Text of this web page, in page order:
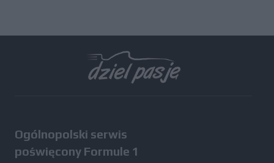
Ogólnopolski serwis
poświęcony Formule 1